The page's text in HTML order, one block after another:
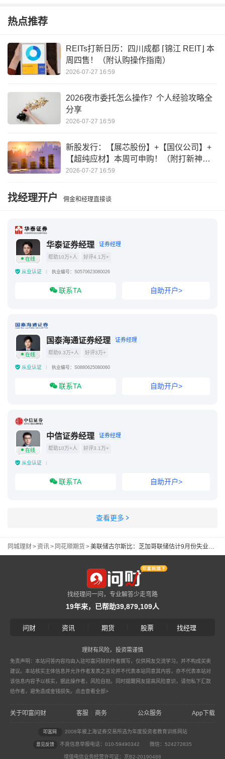
美联储一季度降息预期落空
鲍威尔暂任美联储临时主席
市场预期美联储明年降息 美联储迎来新主席
美联储3月降息概率79.1%
热点推荐
REITs打新日历：四川成都 ⌈锦江 REIT⌋ 本
周四售！（附认购操作指南）
2026-07-27 16:59
2026夜市委托怎么操作？个人经验攻略全
分享
2026-07-27 16:59
新股发行：【展芯股份】+【国仪公司】+
【超纯应材】本周可申购！（附打新神
器）
2026-07-27 16:59
找经理开户 佣金和经理直接谈
在线
华泰证券经理 证券经理
帮助10万+人 好评4.1万+
从业认证 执业编号：S0570623080026
联系TA 自助开户>
在线
国泰海通证券经理 证券经理
帮助9.3万+人 好评3万+
从业认证 执业编号：S0880625080060
联系TA 自助开户>
在线
中信证券经理 证券经理
帮助10万+人 好评3.1万+
从业认证
联系TA 自助开户>
查看更多
同城理财>资讯> 同花顺期货>
找经理问一问，专业解答少走弯路
19年来，已帮助39,879,109人
问财 资讯 期货 股票 找经理
理财有风险，投资需谨慎
免责声明：本站问答内容均由入驻叩富问财的作者撰写，仅供网友交流学习，并不构成买卖
建议。本站核实主体信息并允许作者发表之言论并不代表本站同意其内容，亦不代表本站对
该信息内容予以核实，据此操作者，风险自担。同时提醒网友提高风险意识，请勿私下汇款
给作者，避免造成金钱损失。 点击查看全部>
关于叩富问财 客服 商务 公众服务 App下载
叩富网 2008年被上海证券交易所选为年度投资者教育训练网站
意见反馈 不良信息举报电话：010-59490342 微信：524272835
增值电信业务经营许可证：京B2-20190488